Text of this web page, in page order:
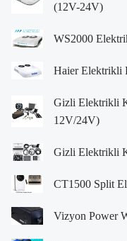
(12V-24V)
WS2000
Haier Elektrikli
Gizli Elektrikli
12V/24V)
Gizli Elektrikli
CT1500 Split
Vizyon Power